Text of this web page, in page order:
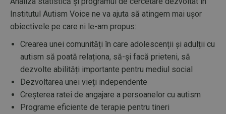
Institutul Autism Voice ne va ajuta să atingem mai ușor
obiectivele pe care ni le-am propus:
Crearea unei comunități în care adolescenții și adulții cu
autism să poată relaționa, să-și facă prieteni, să
dezvolte abilități importante pentru mediul social
Dezvoltarea unei vieți independente
Creșterea ratei de angajare a persoanelor cu autism
Programe eficiente de terapie pentru tineri